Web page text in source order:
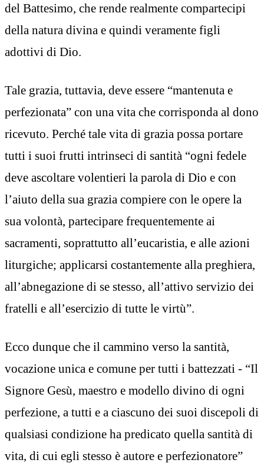
del Battesimo, che rende realmente compartecipi
della natura divina e quindi veramente figli
adottivi di Dio.
Tale grazia, tuttavia, deve essere “mantenuta e
perfezionata” con una vita che corrisponda al dono
ricevuto. Perché tale vita di grazia possa portare
tutti i suoi frutti intrinseci di santità “ogni fedele
deve ascoltare volentieri la parola di Dio e con
l’aiuto della sua grazia compiere con le opere la
sua volontà, partecipare frequentemente ai
sacramenti, soprattutto all’eucaristia, e alle azioni
liturgiche; applicarsi costantemente alla preghiera,
all’abnegazione di se stesso, all’attivo servizio dei
fratelli e all’esercizio di tutte le virtù”.
Ecco dunque che il cammino verso la santità,
vocazione unica e comune per tutti i battezzati - “Il
Signore Gesù, maestro e modello divino di ogni
perfezione, a tutti e a ciascuno dei suoi discepoli di
qualsiasi condizione ha predicato quella santità di
vita, di cui egli stesso è autore e perfezionatore”